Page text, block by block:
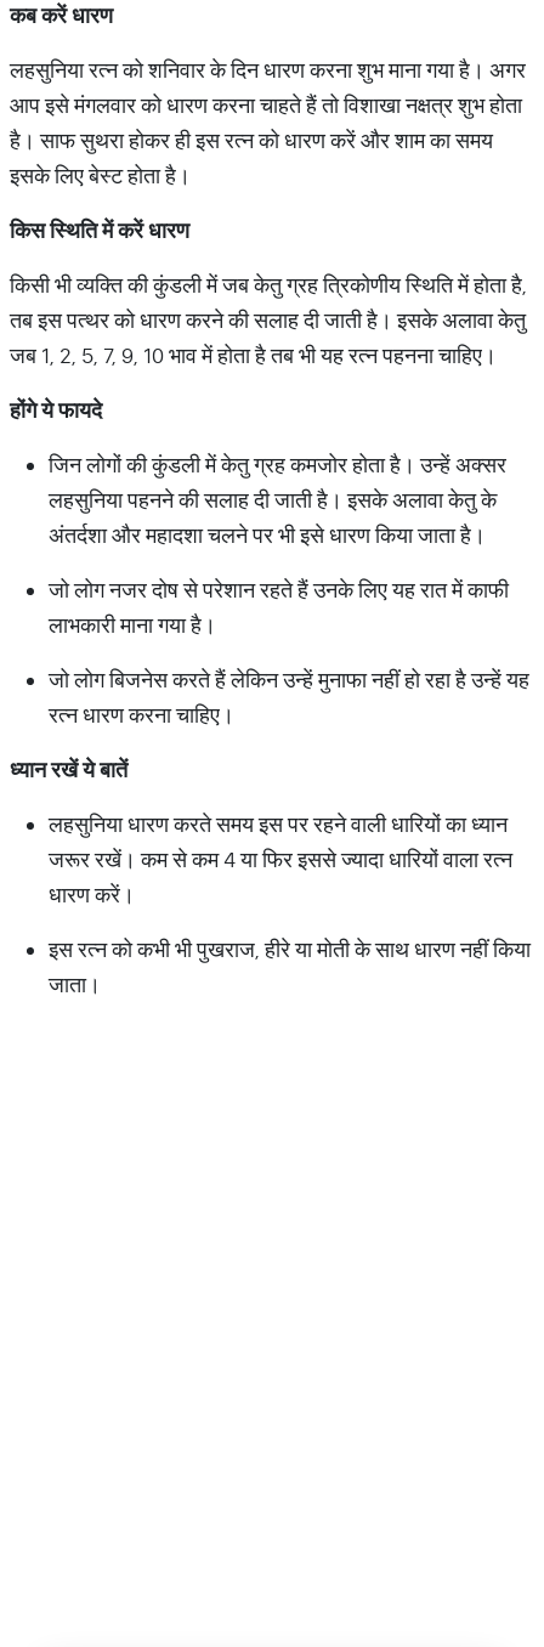
कबकरेंधारण
लहसुनिया रत्न को शनिवार के दिन धारण करना शुभ माना गया है। अगर
आप इसे मंगलवार को धारण करना चाहते हैं तो विशाखा नक्षत्र शुभ होता
है। साफ सुथरा हाेकर ही इस रत्न को धारण करें और शाम का समय
इसके लिए बेस्ट होता है।
किसस्थितिमेंकरेंधारण
किसी भी व्यक्ति की कुंडली में जब केतु ग्रह त्रिकोणीय स्थिति में होता है,
तब इस पत्थर को धारण करने की सलाह दी जाती है। इसके अलावा केतु
जब 1, 2, 5, 7, 9, 10 भाव में होता है तब भी यह रत्न पहनना चाहिए।
होंगेयेफायदे
जिन लोगों की कुंडली में केतु ग्रह कमजोर होता है। उन्हें अक्सर
लहसुनिया पहनने की सलाह दी जाती है। इसके अलावा केतु के
अंतर्दशा और महादशा चलने पर भी इसे धारण किया जाता है।
जो लोग नजर दोष से परेशान रहते हैं उनके लिए यह रात में काफी
लाभकारी माना गया है।
जो लोग बिजनेस करते हैं लेकिन उन्हें मुनाफा नहीं हो रहा है उन्हें यह
रत्न धारण करना चाहिए।
ध्यानरखेंयेबातें
लहसुनिया धारण करते समय इस पर रहने वाली धारियों का ध्यान
जरूर रखें। कम से कम 4 या फिर इससे ज्यादा धारियों वाला रत्न
धारण करें।
इस रत्न को कभी भी पुखराज, हीरे या मोती के साथ धारण नहीं किया
जाता।